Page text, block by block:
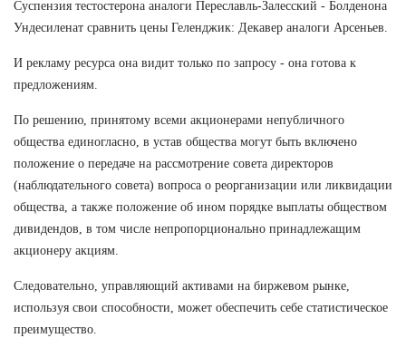
Суспензия тестостерона аналоги Переславль-Залесский - Болденона
Ундесиленат сравнить цены Геленджик: Декавер аналоги Арсеньев.
И рекламу ресурса она видит только по запросу - она готова к
предложениям.
По решению, принятому всеми акционерами непубличного
общества единогласно, в устав общества могут быть включено
положение о передаче на рассмотрение совета директоров
(наблюдательного совета) вопроса о реорганизации или ликвидации
общества, а также положение об ином порядке выплаты обществом
дивидендов, в том числе непропорционально принадлежащим
акционеру акциям.
Следовательно, управляющий активами на биржевом рынке,
используя свои способности, может обеспечить себе статистическое
преимущество.